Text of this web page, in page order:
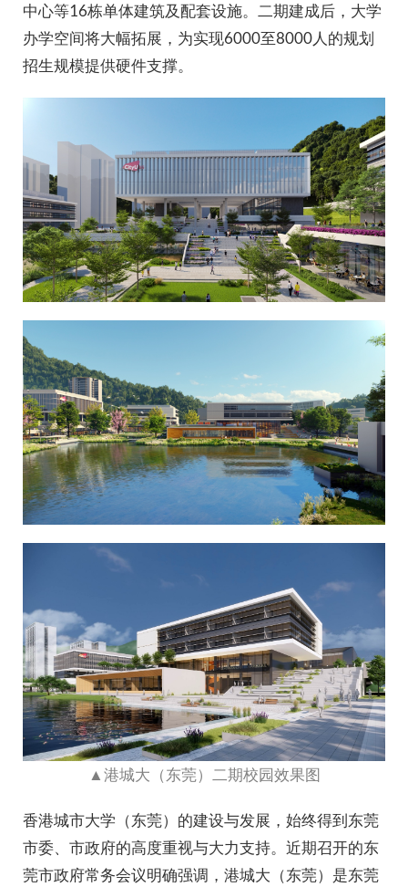
中心等16栋单体建筑及配套设施。二期建成后，大学
办学空间将大幅拓展，为实现6000至8000人的规划
招生规模提供硬件支撑。
▲港城大（东莞）二期校园效果图
香港城市大学（东莞）的建设与发展，始终得到东莞
市委、市政府的高度重视与大力支持。近期召开的东
莞市政府常务会议明确强调，港城大（东莞）是东莞